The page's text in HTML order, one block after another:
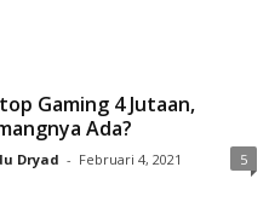
Gaming 4 Jutaan,
Ada?
Dryad - Februari 4, 2021 5